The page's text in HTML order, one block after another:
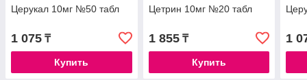
Церукал 10мг №50 табл
1 075 ₸
Купить
Цетрин 10мг №20 табл
1 855₸
Купить
1